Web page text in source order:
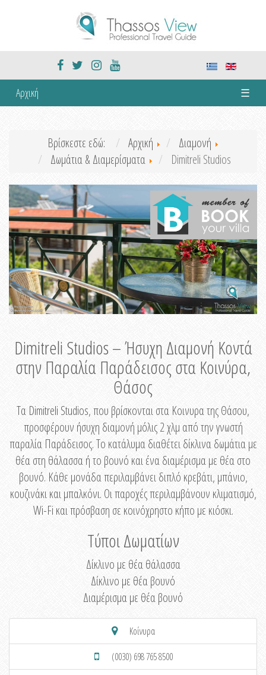
Αρχική ☰
Βρίσκεστε εδώ: Αρχική
Διαμονή
Δωμάτια & Διαμερίσματα
Dimitreli Studios
Dimitreli Studios – Ήσυχη Διαμονή Κοντά
στην Παραλία Παράδεισος στα Κοινύρα,
Θάσος
Τα Dimitreli Studios, που βρίσκονται στα Κοινυρα της Θάσου,
προσφέρουν ήσυχη διαμονή μόλις 2 χλμ από την γνωστή
παραλία Παράδεισος. Το κατάλυμα διαθέτει δίκλινα δωμάτια με
θέα στη θάλασσα ή το βουνό και ένα διαμέρισμα με θέα στο
βουνό. Κάθε μονάδα περιλαμβάνει διπλό κρεβάτι, μπάνιο,
κουζινάκι και μπαλκόνι. Οι παροχές περιλαμβάνουν κλιματισμό,
Wi-Fi και πρόσβαση σε κοινόχρηστο κήπο με κιόσκι.
Τύποι Δωματίων
Δίκλινο με θέα θάλασσα
Δίκλινο με θέα βουνό
Διαμέρισμα με θέα βουνό
Κοίνυρα
(0030) 698 765 8500